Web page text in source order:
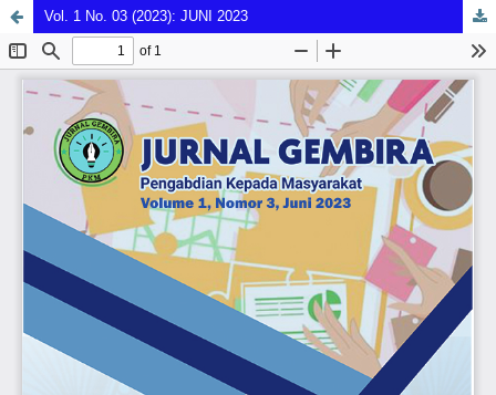
Vol. 1 No. 03 (2023): JUNI 2023